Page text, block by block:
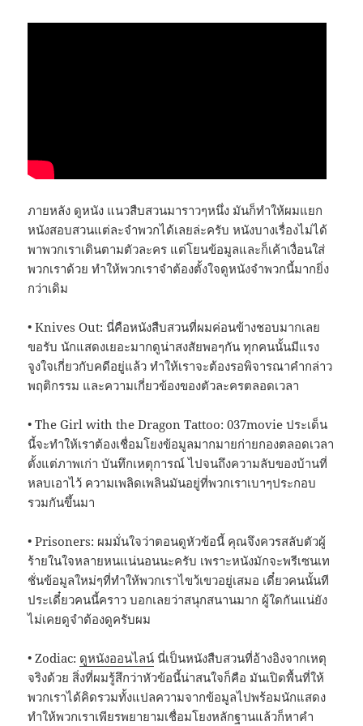
ภายหลัง ดูหนัง แนวสืบสวนมาราวๆหนึ่ง มันก็ทำให้ผมแยก
หนังสอบสวนแต่ละจำพวกได้เลยล่ะครับ หนังบางเรื่องไม่ได้
พาพวกเราเดินตามตัวละคร แต่โยนข้อมูลและก็เค้าเงื่อนใส่
พวกเราด้วย ทำให้พวกเราจำต้องตั้งใจดูหนังจำพวกนี้มากยิ่ง
กว่าเดิม
• Knives Out: นี่คือหนังสืบสวนที่ผมค่อนข้างชอบมากเลย
ขอรับ นักแสดงเยอะมากดูน่าสงสัยพอๆกัน ทุกคนนั้นมีแรง
จูงใจเกี่ยวกับคดีอยู่แล้ว ทำให้เราจะต้องรอพิจารณาคำกล่าว
พฤติกรรม และความเกี่ยวข้องของตัวละครตลอดเวลา
• The Girl with the Dragon Tattoo: 037movie ประเด็น
นี้จะทำให้เราต้องเชื่อมโยงข้อมูลมากมายก่ายกองตลอดเวลา
ตั้งแต่ภาพเก่า บันทึกเหตุการณ์ ไปจนถึงความลับของบ้านที่
หลบเอาไว้ ความเพลิดเพลินมันอยู่ที่พวกเราเบาๆประกอบ
รวมกันขึ้นมา
• Prisoners: ผมมั่นใจว่าตอนดูหัวข้อนี้ คุณจึงควรสลับตัวผู้
ร้ายในใจหลายหนแน่นอนนะครับ เพราะหนังมักจะพรีเซนเท
ชั่นข้อมูลใหม่ๆที่ทำให้พวกเราไขว้เขวอยู่เสมอ เดี๋ยวคนนั้นที
ประเดี๋ยวคนนี้คราว บอกเลยว่าสนุกสนานมาก ผู้ใดกันแน่ยัง
ไม่เคยดูจำต้องดูครับผม
• Zodiac: ดูหนังออนไลน์ นี่เป็นหนังสืบสวนที่อ้างอิงจากเหตุ
จริงด้วย สิ่งที่ผมรู้สึกว่าหัวข้อนี้น่าสนใจก็คือ มันเปิดพื้นที่ให้
พวกเราได้คิดรวมทั้งแปลความจากข้อมูลไปพร้อมนักแสดง
ทำให้พวกเราเพียรพยายามเชื่อมโยงหลักฐานแล้วก็หาคำ